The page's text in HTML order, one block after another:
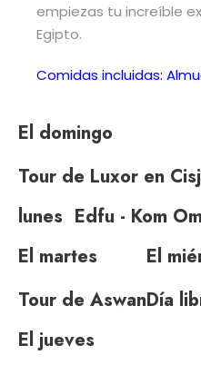
empiezas tu increíble
Egipto.
Comidas incluidas:
El domingo
Tour de Luxor en
lunes Edfu - Kom
El martes
Tour de Aswan
El
Día
El jueves